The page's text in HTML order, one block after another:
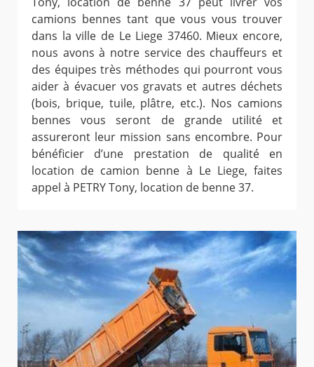
camions bennes tant que vous vous trouver
dans la ville de Le Liege 37460. Mieux encore,
nous avons à notre service des chauffeurs et
des équipes très méthodes qui pourront vous
aider à évacuer vos gravats et autres déchets
(bois, brique, tuile, plâtre, etc.). Nos camions
bennes vous seront de grande utilité et
assureront leur mission sans encombre. Pour
bénéficier d’une prestation de qualité en
location de camion benne à Le Liege, faites
appel à PETRY Tony, location de benne 37.